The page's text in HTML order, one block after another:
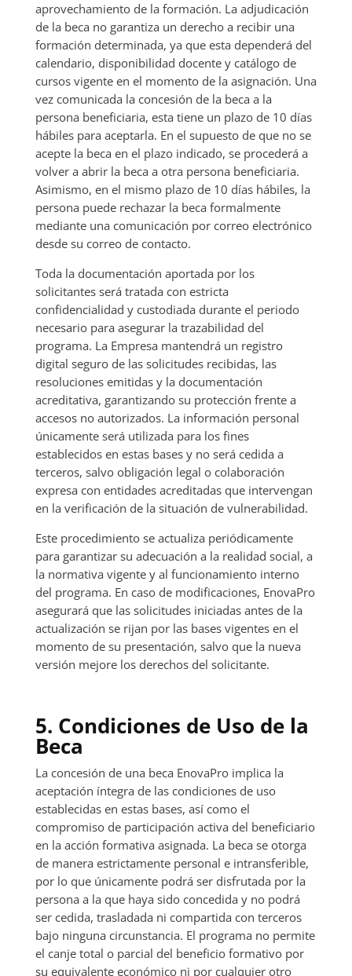
aprovechamiento de la formación. La adjudicación
de la beca no garantiza un derecho a recibir una
formación determinada, ya que esta dependerá del
calendario, disponibilidad docente y catálogo de
cursos vigente en el momento de la asignación. Una
vez comunicada la concesión de la beca a la
persona beneficiaria, esta tiene un plazo de 10 días
hábiles para aceptarla. En el supuesto de que no se
acepte la beca en el plazo indicado, se procederá a
volver a abrir la beca a otra persona beneficiaria.
Asimismo, en el mismo plazo de 10 días hábiles, la
persona puede rechazar la beca formalmente
mediante una comunicación por correo electrónico
desde su correo de contacto.
Toda la documentación aportada por los
solicitantes será tratada con estricta
confidencialidad y custodiada durante el periodo
necesario para asegurar la trazabilidad del
programa. La Empresa mantendrá un registro
digital seguro de las solicitudes recibidas, las
resoluciones emitidas y la documentación
acreditativa, garantizando su protección frente a
accesos no autorizados. La información personal
únicamente será utilizada para los fines
establecidos en estas bases y no será cedida a
terceros, salvo obligación legal o colaboración
expresa con entidades acreditadas que intervengan
en la verificación de la situación de vulnerabilidad.
Este procedimiento se actualiza periódicamente
para garantizar su adecuación a la realidad social, a
la normativa vigente y al funcionamiento interno
del programa. En caso de modificaciones, EnovaPro
asegurará que las solicitudes iniciadas antes de la
actualización se rijan por las bases vigentes en el
momento de su presentación, salvo que la nueva
versión mejore los derechos del solicitante.
5. Condiciones de Uso de la
Beca
La concesión de una beca EnovaPro implica la
aceptación íntegra de las condiciones de uso
establecidas en estas bases, así como el
compromiso de participación activa del beneficiario
en la acción formativa asignada. La beca se otorga
de manera estrictamente personal e intransferible,
por lo que únicamente podrá ser disfrutada por la
persona a la que haya sido concedida y no podrá
ser cedida, trasladada ni compartida con terceros
bajo ninguna circunstancia. El programa no permite
el canje total o parcial del beneficio formativo por
su equivalente económico ni por cualquier otro